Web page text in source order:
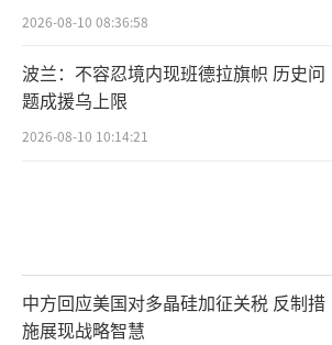
2026-08-10 08:36:58
波兰：不容忍境内现班德拉旗帜 历史问
题成援乌上限
2026-08-10 10:14:21
中方回应美国对多晶硅加征关税 反制措
施展现战略智慧